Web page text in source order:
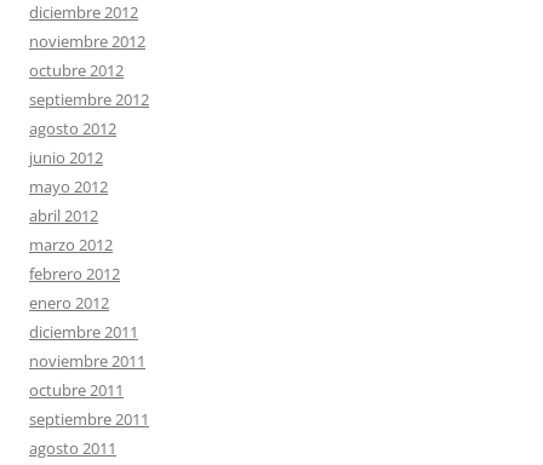
diciembre 2012
noviembre 2012
octubre 2012
septiembre 2012
agosto 2012
junio 2012
mayo 2012
abril 2012
marzo 2012
febrero 2012
enero 2012
diciembre 2011
noviembre 2011
octubre 2011
septiembre 2011
agosto 2011